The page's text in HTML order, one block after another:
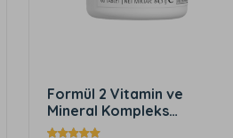
Multi-fiber Multi-Fiber
Lifli ve Aromalı İçecek
Tozu Elma 204 g